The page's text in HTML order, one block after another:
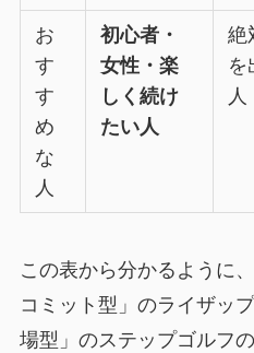
お
す
す
め
な
人
初心者・
女性・楽
しく続け
たい人
絶
を
この表から分かるように
コミット型」のライザッ
場型」のステップゴルフの